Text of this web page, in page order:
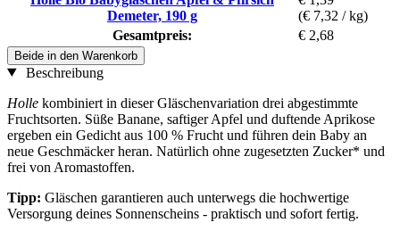
Demeter, 190 g
(€ 7,32 / kg)
Gesamtpreis:
€ 2,68
Beide in den Warenkorb
Beschreibung
Holle kombiniert in dieser Gläschenvariation drei abgestimmte
Fruchtsorten. Süße Banane, saftiger Apfel und duftende Aprikose
ergeben ein Gedicht aus 100 % Frucht und führen dein Baby an
neue Geschmäcker heran. Natürlich ohne zugesetzten Zucker* und
frei von Aromastoffen.
Tipp: Gläschen garantieren auch unterwegs die hochwertige
Versorgung deines Sonnenscheins - praktisch und sofort fertig.